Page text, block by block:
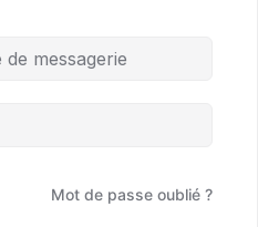
Mot de passe oublié ?